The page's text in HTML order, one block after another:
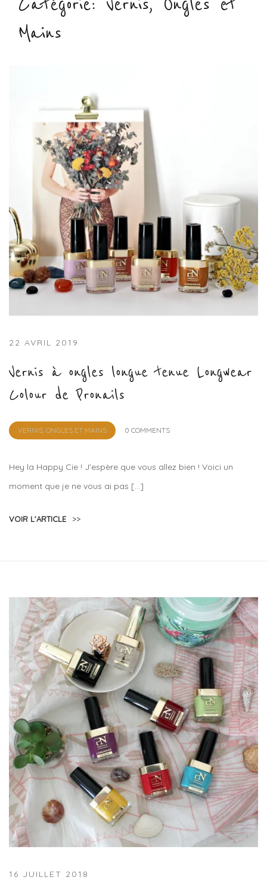
Mains
22 AVRIL 2019
Vernis à ongles longue tenue Longwear
Colour de Pronails
VERNIS, ONGLES ET MAINS
by
0 COMMENTS
Hey la Happy Cie ! J’espère que vous allez bien ! Voici un
moment que je ne vous ai pas […]
VOIR L'ARTICLE >>
16 JUILLET 2018